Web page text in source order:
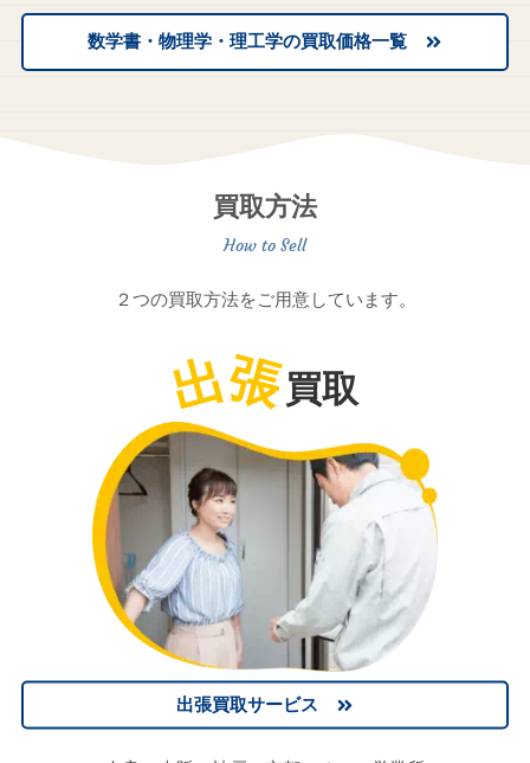
数学書・物理学・理工学の買取価格一覧
買取方法
２つの買取方法をご用意しています。
出張買取
出張買取サービス